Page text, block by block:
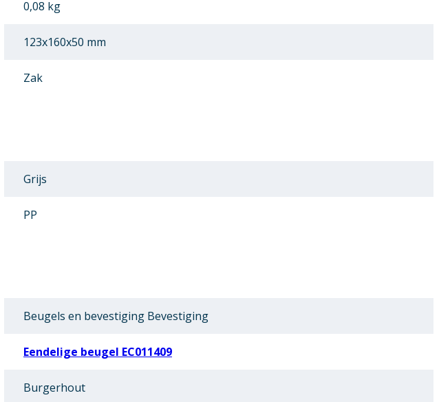
0,08 kg
123x160x50 mm
Zak
Grijs
PP
Beugels en bevestiging Bevestiging
Eendelige beugel EC011409
Burgerhout